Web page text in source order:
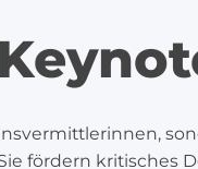
fördern kritisches